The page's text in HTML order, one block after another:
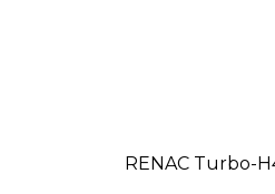
RENAC Turbo-